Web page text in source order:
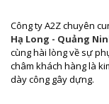
Công ty A2Z chuyên
Hạ Long - Quảng
cùng hài lòng về sự
châm khách hàng là
dày công gây dựng.